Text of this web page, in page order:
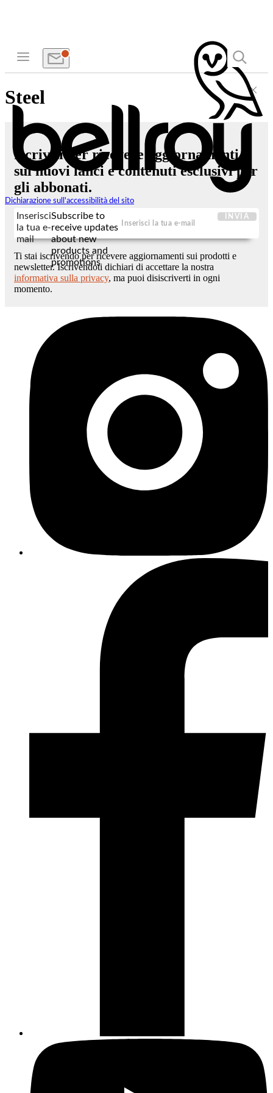
Dichiarazione sull'accessibilità del sito
Steel
Iscriviti per ricevere aggiornamenti
sui nuovi lanci e contenuti esclusivi per
gli abbonati.
Inserisci
la tua e-
mail
Subscribe to
receive updates
about new
products and
promotions
INVIA
Ti stai iscrivendo per ricevere aggiornamenti sui prodotti e
newsletter. Iscrivendoti dichiari di accettare la nostra
informativa sulla privacy, ma puoi disiscriverti in ogni
momento.